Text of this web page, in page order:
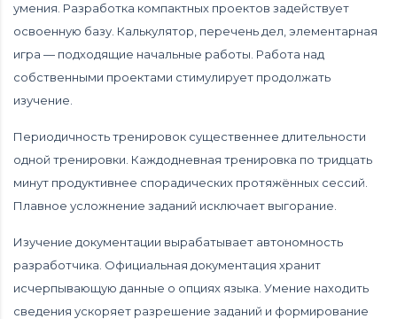
умения. Разработка компактных проектов задействует
освоенную базу. Калькулятор, перечень дел, элементарная
игра — подходящие начальные работы. Работа над
собственными проектами стимулирует продолжать
изучение.
Периодичность тренировок существеннее длительности
одной тренировки. Каждодневная тренировка по тридцать
минут продуктивнее спорадических протяжённых сессий.
Плавное усложнение заданий исключает выгорание.
Изучение документации вырабатывает автономность
разработчика. Официальная документация хранит
исчерпывающую данные о опциях языка. Умение находить
сведения ускоряет разрешение заданий и формирование